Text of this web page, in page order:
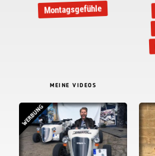
Montagsgefühle
MEINE VIDEOS
WERBUNG